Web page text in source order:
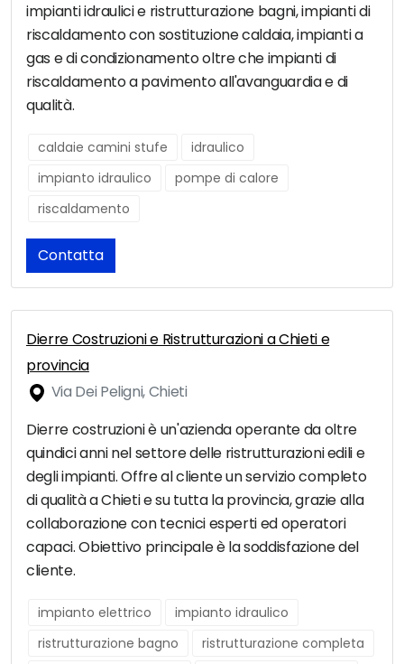
impianti idraulici e ristrutturazione bagni, impianti di
riscaldamento con sostituzione caldaia, impianti a
gas e di condizionamento oltre che impianti di
riscaldamento a pavimento all'avanguardia e di
qualità.
caldaie camini stufe
idraulico
impianto idraulico
pompe di calore
riscaldamento
Contatta
Dierre Costruzioni e Ristrutturazioni a Chieti e
provincia
Via Dei Peligni, Chieti
Dierre costruzioni è un'azienda operante da oltre
quindici anni nel settore delle ristrutturazioni edili e
degli impianti. Offre al cliente un servizio completo
di qualità a Chieti e su tutta la provincia, grazie alla
collaborazione con tecnici esperti ed operatori
capaci. Obiettivo principale è la soddisfazione del
cliente.
impianto elettrico
impianto idraulico
ristrutturazione bagno
ristrutturazione completa